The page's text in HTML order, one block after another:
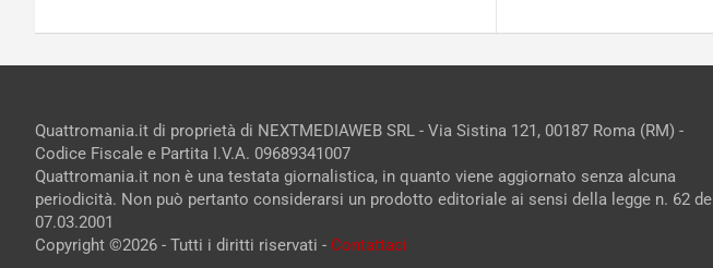
Quattromania.it di proprietà di NEXTMEDIAWEB SRL - Via Sistina 121, 00187 Roma (RM) -
Codice Fiscale e Partita I.V.A. 09689341007
Quattromania.it non è una testata giornalistica, in quanto viene aggiornato senza alcuna
periodicità. Non può pertanto considerarsi un prodotto editoriale ai sensi della legge n. 62 del
07.03.2001
Copyright ©2026 - Tutti i diritti riservati - Contattaci